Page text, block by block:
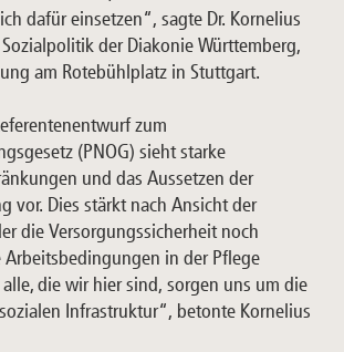
dafür einsetzen“, sagte Dr. Kornelius
der Diakonie Württemberg,
am Rotebühlplatz in Stuttgart.
zum
(PNOG) sieht starke
und das Aussetzen der
vor. Dies stärkt nach Ansicht der
die Versorgungssicherheit noch
Arbeitsbedingungen in der Pflege
die wir hier sind, sorgen uns um die
Infrastruktur“, betonte Kornelius